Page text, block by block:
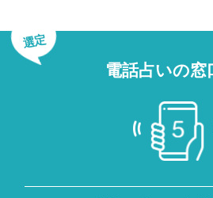
選定
電話占いの窓